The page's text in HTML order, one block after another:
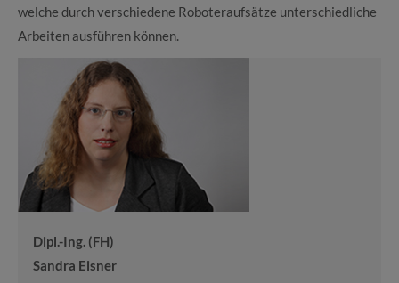
welche durch verschiedene Roboteraufsätze unterschiedliche
Arbeiten ausführen können.
Dipl.-Ing. (FH)
Sandra Eisner